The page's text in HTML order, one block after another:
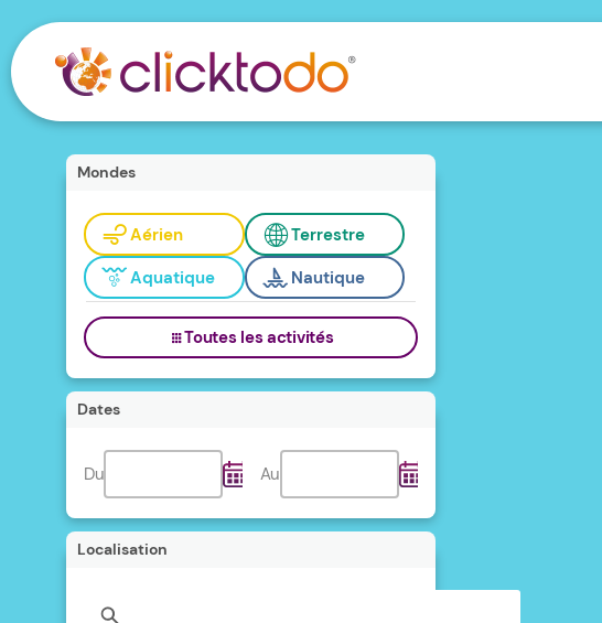
Mondes
Aérien
Terrestre
Aquatique
Nautique
Toutes les activités
Dates
Du Au
Localisation